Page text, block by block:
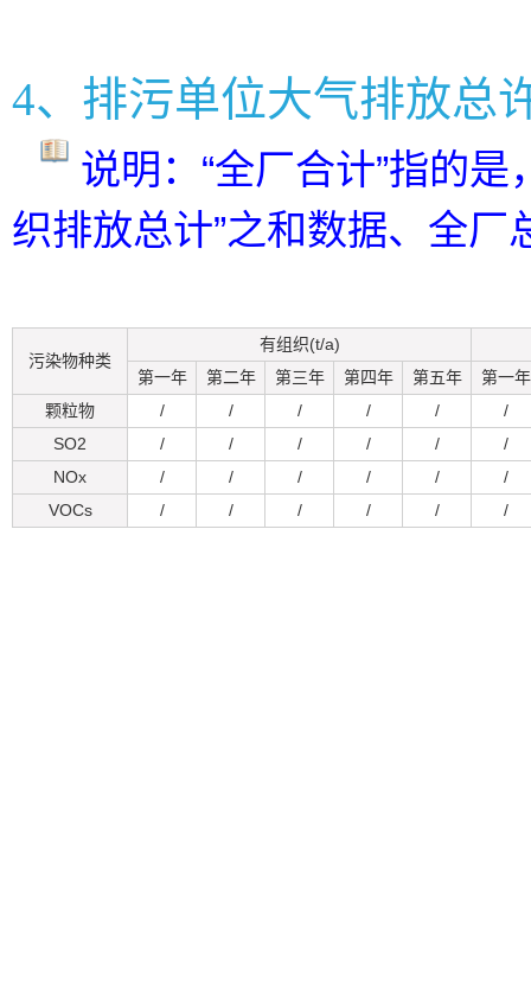
4、排污单位大气排放总
说明：“全厂合计”指的是
织排放总计”之和数据、全
污染物种类
有组织(t/a)
第一年
第二年 第三年 第四年 第五年
第一年
颗粒物
/ / / / /
/
SO2
/ / / / /
/
NOx
/ / / / /
/
VOCs
/ / / / / /